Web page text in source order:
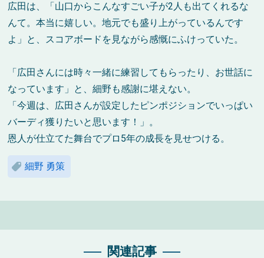
広田は、「山口からこんなすごい子が2人も出てくれるな
んて。本当に嬉しい。地元でも盛り上がっているんです
よ」と、スコアボードを見ながら感慨にふけっていた。
「広田さんには時々一緒に練習してもらったり、お世話に
なっています」と、細野も感謝に堪えない。
「今週は、広田さんが設定したピンポジションでいっぱい
バーディ獲りたいと思います！」。
恩人が仕立てた舞台でプロ5年の成長を見せつける。
細野 勇策
関連記事